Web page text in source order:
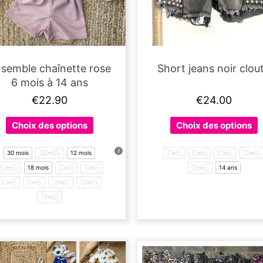
chaînette rose
6 mois à 14 ans
€22.90
Choix des options
Ce
produit
a
plusieurs
variations.
Les
peuvent
choisies
sur
30 mois 36 mois 12 mois
6 mois 18 mois 2 ans 4 ans
6 ans 8 ans 10 ans 12 ans
14 ans
Short jeans noir
€24.00
Choix des options
Ce
a
4 ans 6 ans 8 ans 10 ans
12 ans 14 ans